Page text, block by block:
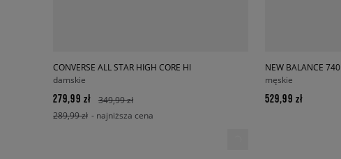
CONVERSE ALL STAR HIGH CORE HI
damskie
279,99 zł
349,99 zł
289,99 zł - najniższa cena
NEW BALANCE 740
męskie
529,99 zł